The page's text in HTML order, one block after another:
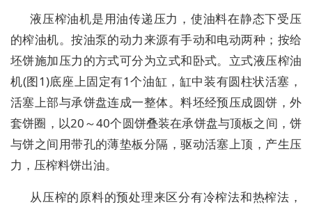
液压榨油机是用油传递压力，使油料在静态下受压
的榨油机。按油泵的动力来源有手动和电动两种；按给
坯饼施加压力的方式可分为立式和卧式。立式液压榨油
机(图1)底座上固定有1个油缸，缸中装有圆柱状活塞，
活塞上部与承饼盘连成一整体。料坯经预压成圆饼，外
套饼圈，以20～40个圆饼叠装在承饼盘与顶板之间，饼
与饼之间用带孔的薄垫板分隔，驱动活塞上顶，产生压
力，压榨料饼出油。
从压榨的原料的预处理来区分有冷榨法和热榨法，